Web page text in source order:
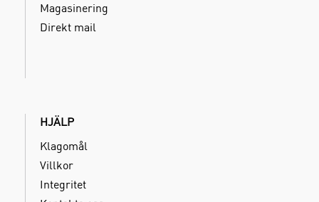
Magasinering
Direkt mail
HJÄLP
Klagomål
Villkor
Integritet